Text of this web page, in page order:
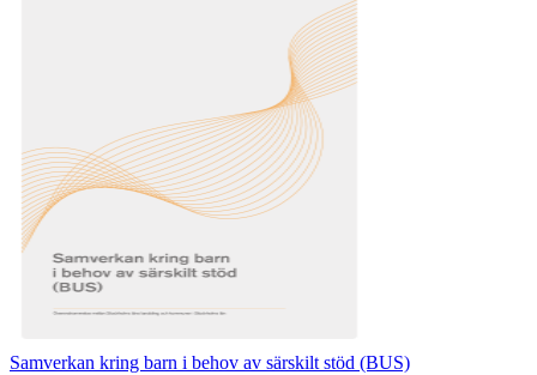
Samverkan kring barn i behov av särskilt stöd (BUS)